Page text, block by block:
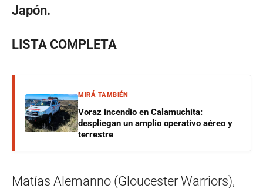
Japón.
LISTA COMPLETA
MIRÁ TAMBIÉN
Voraz incendio en Calamuchita:
despliegan un amplio operativo aéreo y
terrestre
Matías Alemanno (Gloucester Warriors),